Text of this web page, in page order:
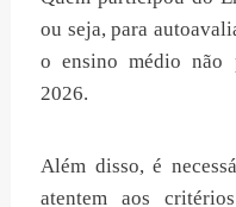
ou seja, para
o ensino médio não
2026.
Além disso, é
atentem aos